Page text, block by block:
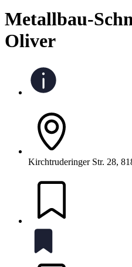
Metallbau-
Oliver
Kirchtruderinger Str. 28,